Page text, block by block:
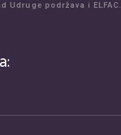
Udruge podržava i ELFAC.